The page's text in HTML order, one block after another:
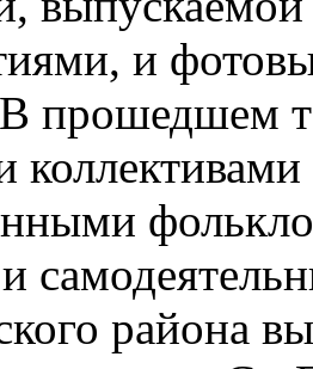
и
В прошедшем
района